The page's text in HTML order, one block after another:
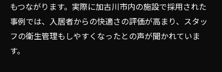
もつながります。実際に加古川市内の施設で採用された
事例では、入居者からの快適さの評価が高まり、スタッ
フの衛生管理もしやすくなったとの声が聞かれていま
す。